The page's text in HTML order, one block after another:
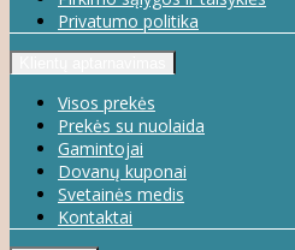
Privatumo politika
Visos prekės
Prekės su nuolaida
Gamintojai
Dovanų kuponai
Svetainės medis
Kontaktai